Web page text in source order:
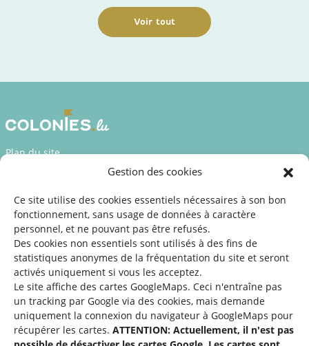
Gestion des cookies
Ce site utilise des cookies essentiels nécessaires à son bon
fonctionnement, sans usage de données à caractère
personnel, et ne pouvant pas être refusés.
Des cookies non essentiels sont utilisés à des fins de
statistiques anonymes de la fréquentation du site et seront
activés uniquement si vous les acceptez.
Le site affiche des cartes GoogleMaps. Ceci n'entraîne pas
un tracking par Google via des cookies, mais demande
uniquement la connexion du navigateur à GoogleMaps pour
récupérer les cartes. ATTENTION: Actuellement, il n'est pas
Voir tout
Plan du site
Déclaration d’accessibilité
Mentions légales
©2026 SNJ
Une offre du